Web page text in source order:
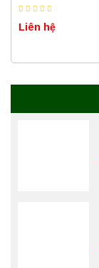
Liên hệ